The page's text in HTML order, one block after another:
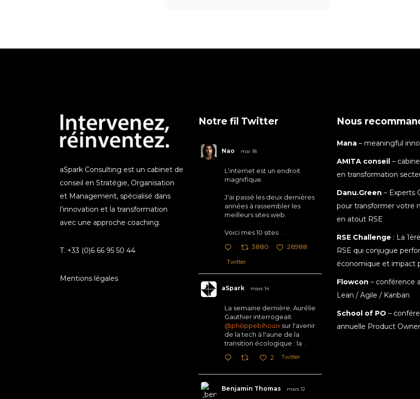
aSpark Consulting est un cabinet de
conseil en Stratégie, Organisation
et Management, spécialisé dans
l’innovation et la transformation
avec une approche coaching.
T. +33 (0)6 66 95 50 44
Mentions légales
Notre fil Twitter
Nao mai 18
L'internet est un endroit
magnifique.
J'ai passé les deux dernières
années à rassembler les
meilleurs sites web.
Voici mes 10 sites
3880 26988
Twitter
aSpark mars 14
La semaine dernière, Aurélie
Gauthier interrogeait
@philippebihouixsur l'avenir
de la tech à l'aune de la
transition écologique : la
2 Twitter
Benjamin Thomas mars 12
Nous
Mana – meaningful
AMITA conseil –
en transformation
Danu.Green – Experts
pour transformer votre
en atout RSE
RSE Challenge : La
RSE qui conjugue
économique et impact
Flowcon – conférence
Lean / Agile / Kanban
School of PO –
annuelle Product